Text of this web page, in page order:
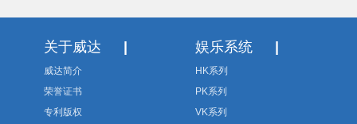
关于威达
威达简介
荣誉证书
专利版权
娱乐系统
HK系列
PK系列
VK系列